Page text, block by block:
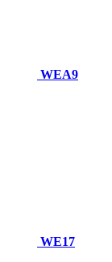
WEA9
WE17